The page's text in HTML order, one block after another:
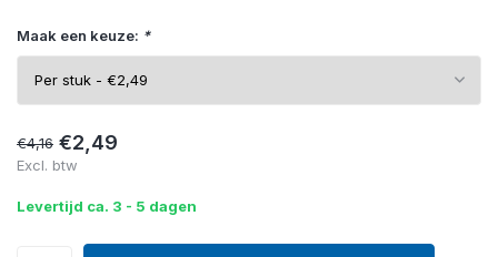
Maak een keuze: *
€4,16 €2,49
Excl. btw
Levertijd ca. 3 - 5 dagen